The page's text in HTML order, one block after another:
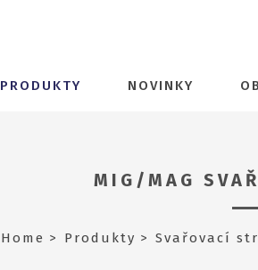
PRODUKTY NOVINKY
MIG/MAG
Home Produkty Svařovací